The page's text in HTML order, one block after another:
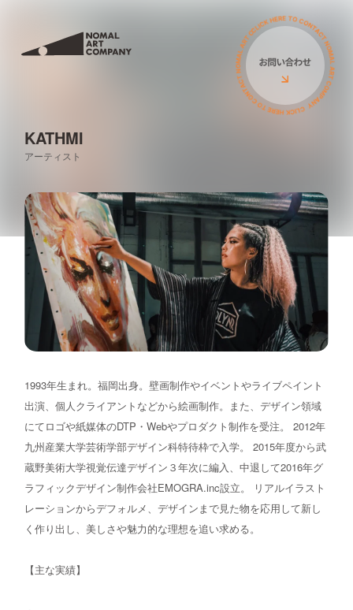
壁画広告
アートイベント
ワークショップ
導入費用について
お客様の声
ニュース
PRニュース
イベント
イベント
導入費用について
お問い合わせ
KATHMI
アーティスト
1993年生まれ。福岡出身。壁画制作やイベントやライブペイント
出演、個人クライアントなどから絵画制作。また、デザイン領域
にてロゴや紙媒体のDTP・Webやプロダクト制作を受注。 2012年
九州産業大学芸術学部デザイン科特待枠で入学。 2015年度から武
蔵野美術大学視覚伝達デザイン３年次に編入、中退して2016年グ
ラフィックデザイン制作会社EMOGRA.inc設立。 リアルイラスト
レーションからデフォルメ、デザインまで見た物を応用して新し
く作り出し、美しさや魅力的な理想を追い求める。
【主な実績】